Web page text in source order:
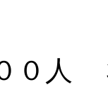
０人